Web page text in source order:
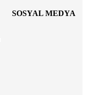
SOSYAL MEDYA